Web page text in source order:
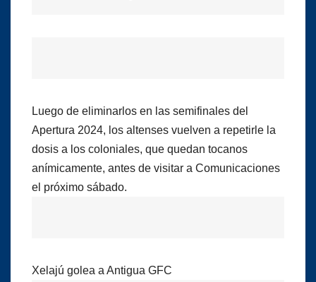
Luego de eliminarlos en las semifinales del
Apertura 2024, los altenses vuelven a repetirle la
dosis a los coloniales, que quedan tocanos
anímicamente, antes de visitar a Comunicaciones
el próximo sábado.
Xelajú golea a Antigua GFC